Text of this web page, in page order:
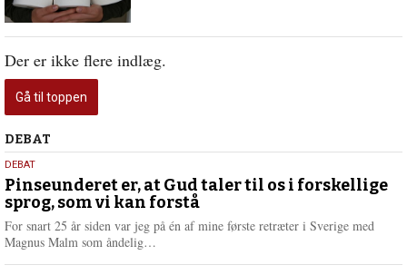
Der er ikke flere indlæg.
Gå til toppen
Debat
DEBAT
5.
august
2026
DEBAT
Pinseunderet er, at Gud taler til os i forskellige
sprog, som vi kan forstå
For snart 25 år siden var jeg på én af mine første retræter i Sverige med
Magnus Malm som åndelig…